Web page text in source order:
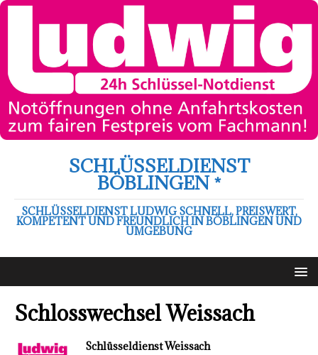
SCHLÜSSELDIENST
BÖBLINGEN *
SCHLÜSSELDIENST LUDWIG SCHNELL, PREISWERT,
KOMPETENT UND FREUNDLICH IN BÖBLINGEN UND
UMGEBUNG
Schlosswechsel Weissach
Schlüsseldienst Weissach